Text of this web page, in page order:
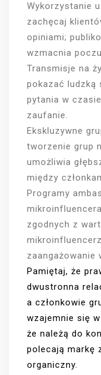
Wykorzystanie
zachęcaj
opiniami;
wzmacnia
Transmisje na
pokazać ludzką
pytania w
zaufanie.
Ekskluzywne
tworzenie grup
umożliwia
między
Programy
zgodnych z
zaangażowanie
Pamiętaj, że
dwustronna
a członkowie
wzajemnie się
że należą do
polecają markę
organiczny.